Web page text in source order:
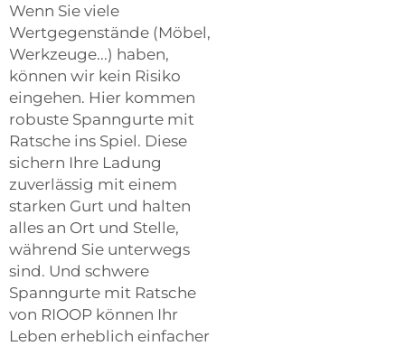
Wenn Sie viele
Wertgegenstände (Möbel,
Werkzeuge...) haben,
können wir kein Risiko
eingehen. Hier kommen
robuste Spanngurte mit
Ratsche ins Spiel. Diese
sichern Ihre Ladung
zuverlässig mit einem
starken Gurt und halten
alles an Ort und Stelle,
während Sie unterwegs
sind. Und schwere
Spanngurte mit Ratsche
von RIOOP können Ihr
Leben erheblich einfacher